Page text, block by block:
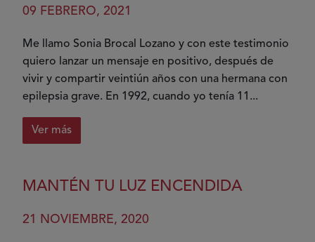
capacidad
ser
09 FEBRERO, 2021
Me llamo Sonia Brocal Lozano y con este testimonio
quiero lanzar un mensaje en positivo, después de
vivir y compartir veintiún años con una hermana con
epilepsia grave. En 1992, cuando yo tenía 11...
Ver más
sobre
hermana
enseñó
MANTÉN TU LUZ ENCENDIDA
21 NOVIEMBRE, 2020